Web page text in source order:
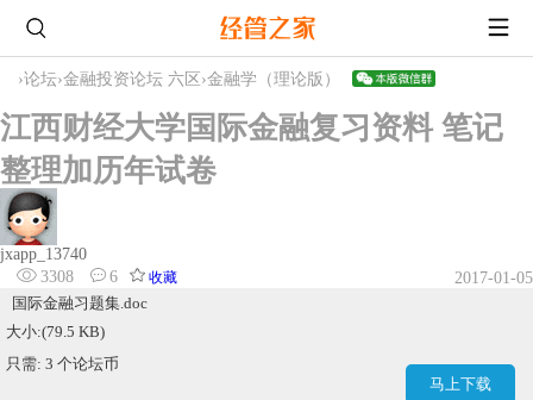
›论坛›金融投资论坛 六区 ›金融学（理论版）
江西财经大学国际金融复习资料 笔记
整理加历年试卷
jxapp_13740
3308
6 收藏
2017-01-05
国际金融习题集.doc
大小:(79.5 KB)
只需: 3 个论坛币
马上下载